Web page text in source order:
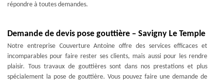
répondre à toutes demandes.
Demande de devis pose gouttière – Savigny Le Temple
Notre entreprise Couverture Antoine offre des services efficaces et
incomparables pour faire rester ses clients, mais aussi pour les rendre
plaisir. Tous travaux de gouttières sont dans nos prestations et plus
spécialement la pose de gouttière. Vous pouvez faire une demande de